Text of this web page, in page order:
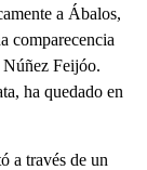
a Ábalos,
comparecencia
Feijóo.
ha quedado en
a través de un